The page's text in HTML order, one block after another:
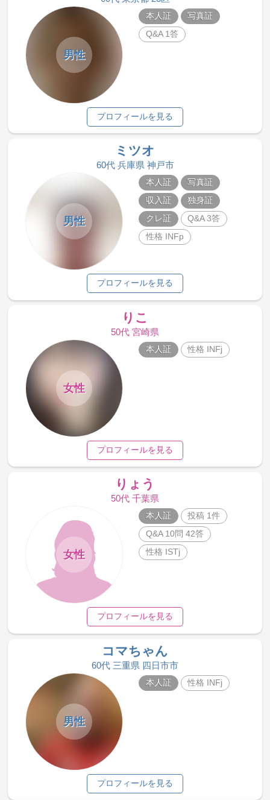
男性
本人証
写真証
Q&A 1答
プロフィールを見る
ミツオ
60代 兵庫県 神戸市
男性
本人証
写真証
収入証
独身証
クレ証
Q&A 3答
性格 INFp
プロフィールを見る
りこ
50代 宮崎県
女性
本人証 性格 INFj
プロフィールを見る
りょう
50代 千葉県
女性
本人証
投稿 1件
Q&A 10問 42答
性格 ISTj
プロフィールを見る
コマちゃん
60代 三重県 四日市市
男性
本人証 性格 INFj
プロフィールを見る